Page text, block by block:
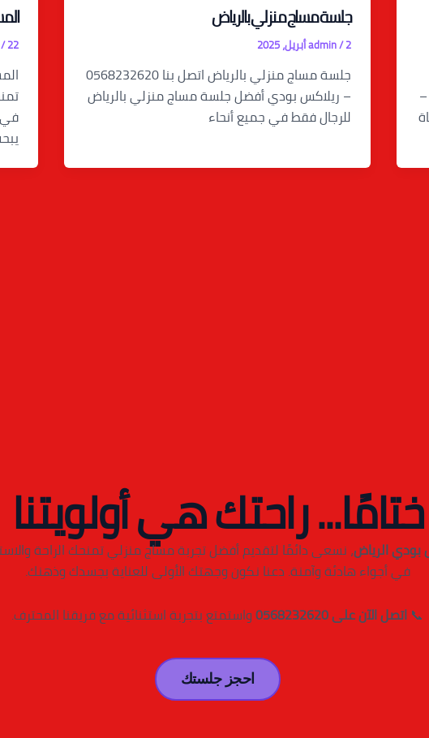
جلسة مساج منزلي بالرياض
admin/2 أبريل، 2025
جلسة مساج منزلي بالرياض اتصل بنا 0568232620
– ريلاكس بودي أفضل جلسة مساج منزلي بالرياض
للرجال فقط في جميع أنحاء
/22 مارس، 2025
في
ختامًا... راحتك هي أولويتنا
بودي الرياض، نسعى دائمًا لتقديم أفضل تجربة مساج منزلي تمنحك الراحة
في أجواء هادئة وآمنة. دعنا نكون وجهتك الأولى للعناية بجسدك وذهنك.
📞 اتصل الآن على 0568232620 واستمتع بتجربة استثنائية مع فريقنا المحترف.
احجز جلستك